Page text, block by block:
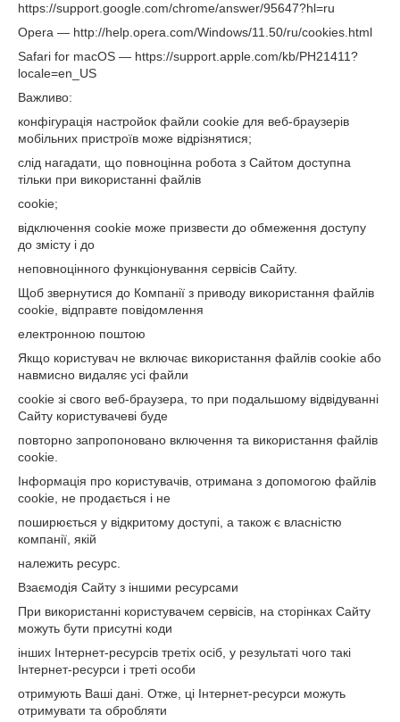
https://support.google.com/chrome/answer/95647?hl=ru
Opera — http://help.opera.com/Windows/11.50/ru/cookies.html
Safari for macOS — https://support.apple.com/kb/PH21411?
locale=en_US
Важливо:
конфігурація настройок файли cookie для веб-браузерів
мобільних пристроїв може відрізнятися;
слід нагадати, що повноцінна робота з Сайтом доступна
тільки при використанні файлів
cookie;
відключення cookie може призвести до обмеження доступу
до змісту і до
неповноцінного функціонування сервісів Сайту.
Щоб звернутися до Компанії з приводу використання файлів
cookie, відправте повідомлення
електронною поштою
Якщо користувач не включає використання файлів cookie або
навмисно видаляє усі файли
cookie зі свого веб-браузера, то при подальшому відвідуванні
Сайту користувачеві буде
повторно запропоновано включення та використання файлів
cookie.
Інформація про користувачів, отримана з допомогою файлів
cookie, не продається і не
поширюється у відкритому доступі, а також є власністю
компанії, якій
належить ресурс.
Взаємодія Сайту з іншими ресурсами
При використанні користувачем сервісів, на сторінках Сайту
можуть бути присутні коди
інших Інтернет-ресурсів третіх осіб, у результаті чого такі
Інтернет-ресурси і треті особи
отримують Ваші дані. Отже, ці Інтернет-ресурси можуть
отримувати та обробляти